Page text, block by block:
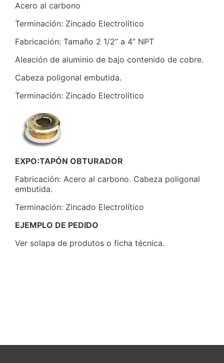
Acero al carbono
Terminación: Zincado Electrolítico
Fabricación: Tamaño 2 1/2” a 4” NPT
Aleación de aluminio de bajo contenido de cobre.
Cabeza poligonal embutida.
Terminación: Zincado Electrolítico
EXPO:TAPÓN OBTURADOR
Fabricación: Acero al carbono. Cabeza poligonal
embutida.
Terminación: Zincado Electrolítico
EJEMPLO DE PEDIDO
Ver solapa de produtos o ficha técnica.